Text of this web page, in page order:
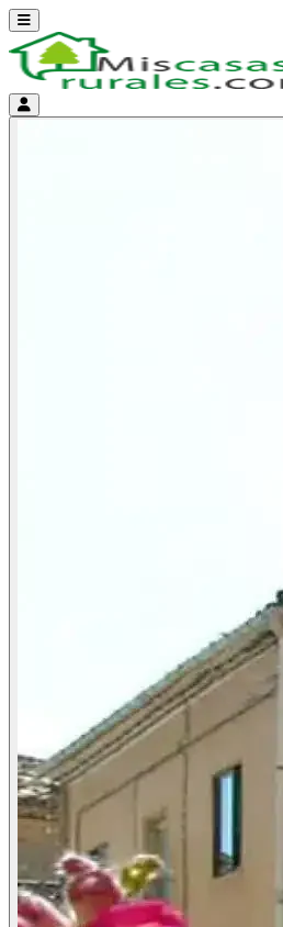
Abrir menú
Menú de cuenta